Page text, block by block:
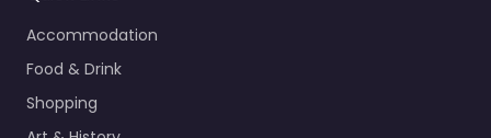
Accommodation
Food & Drink
Shopping